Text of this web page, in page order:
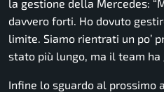
la gestione della Mercedes:
davvero forti. Ho dovuto
limite. Siamo rientrati un po’
stato più lungo, ma il team ha
Infine lo sguardo al prossimo